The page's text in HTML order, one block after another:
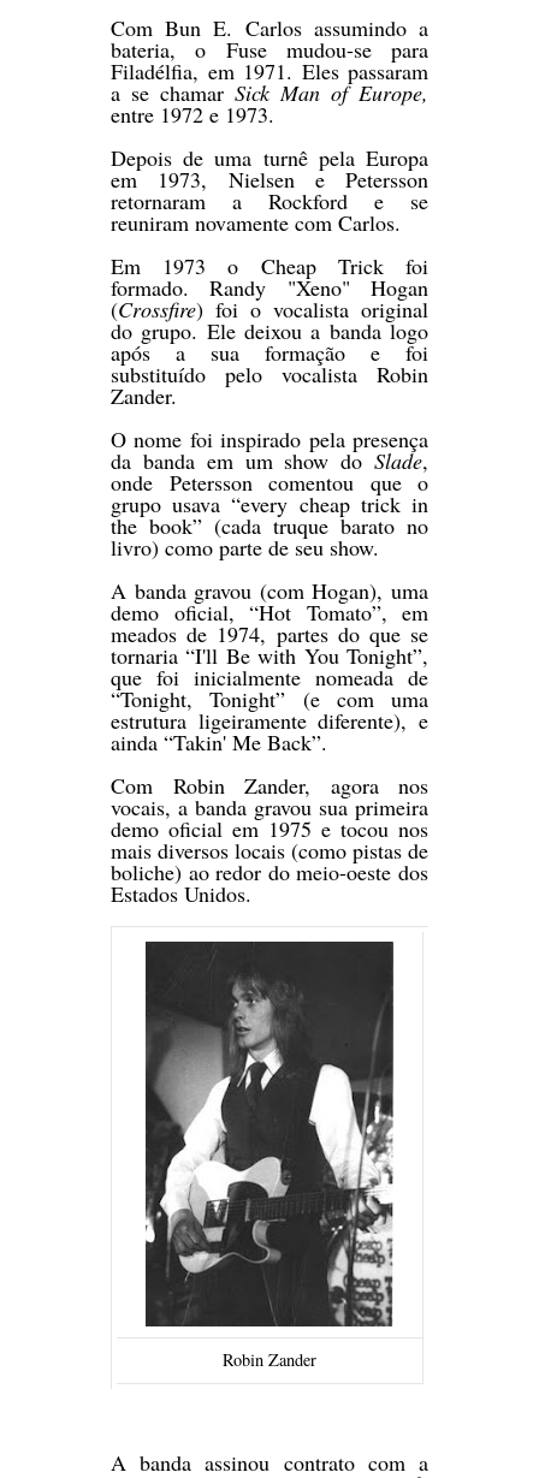
Com Bun E. Carlos assumindo a
bateria, o Fuse mudou-se para
Filadélfia, em 1971. Eles passaram
a se chamar Sick Man of Europe,
entre 1972 e 1973.
Depois de uma turnê pela Europa
em 1973, Nielsen e Petersson
retornaram a Rockford e se
reuniram novamente com Carlos.
Em 1973 o Cheap Trick foi
formado. Randy "Xeno" Hogan
(Crossfire) foi o vocalista original
do grupo. Ele deixou a banda logo
após a sua formação e foi
substituído pelo vocalista Robin
Zander.
O nome foi inspirado pela presença
da banda em um show do Slade,
onde Petersson comentou que o
grupo usava “every cheap trick in
the book” (cada truque barato no
livro) como parte de seu show.
A banda gravou (com Hogan), uma
demo oficial, “Hot Tomato”, em
meados de 1974, partes do que se
tornaria “I'll Be with You Tonight”,
que foi inicialmente nomeada de
“Tonight, Tonight” (e com uma
estrutura ligeiramente diferente), e
ainda “Takin' Me Back”.
Com Robin Zander, agora nos
vocais, a banda gravou sua primeira
demo oficial em 1975 e tocou nos
mais diversos locais (como pistas de
boliche) ao redor do meio-oeste dos
Estados Unidos.
Robin Zander
A banda assinou contrato com a